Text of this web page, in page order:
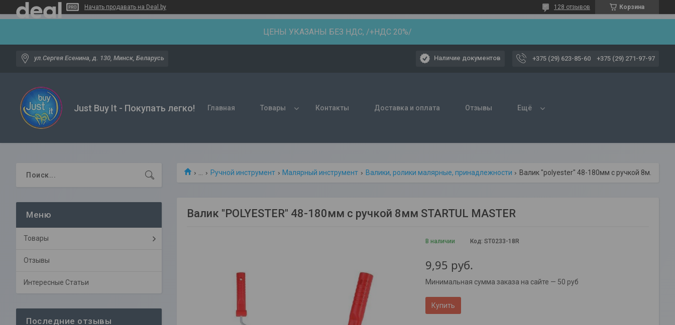
Начать продавать на Deal.by Корзина
128 отзывов
ЦЕНЫ УКАЗАНЫ БЕЗ НДС, /+НДС 20%/
ул.Сергея Есенина, д. 130, Минск, Беларусь Наличие документов +375 (29) 623-85-60 +375 (29) 271-97-97
Just Buy It - Покупать легко! Главная Товары Контакты Доставка и оплата Отзывы Ещё
Ручной инструмент Малярный инструмент Валики, ролики малярные, принадлежности
Валик "POLYESTER" 48-180мм с ручкой 8мм STARTUL MASTER
В наличии Код: ST0233-18R
9,95 руб.
Минимальная сумма заказа на сайте — 50 руб
Купить
Товары
Отзывы
Интересные Статьи